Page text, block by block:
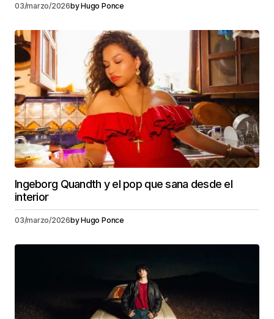
03/marzo/2026byHugo Ponce
Ingeborg Quandth y el pop que sana desde el
interior
03/marzo/2026byHugo Ponce